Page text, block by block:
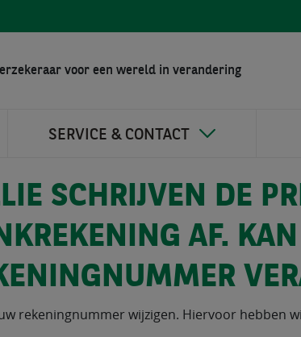
voor een wereld in verandering
SERVICE & CONTACT
SCHRIJVEN DE
AF.
rekeningnummer wijzigen. Hiervoor hebben